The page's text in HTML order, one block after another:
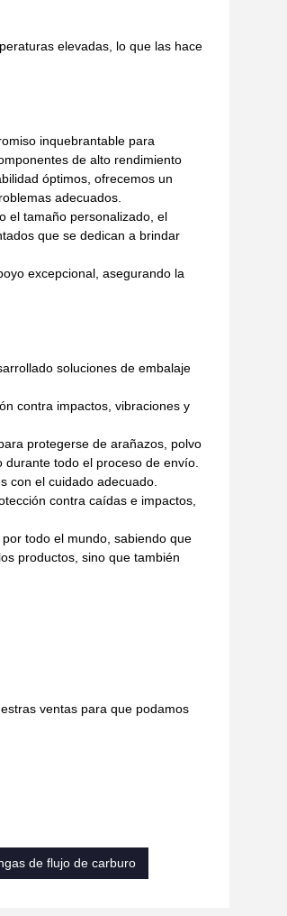
elevadas, lo que las hace
inquebrantable para
de alto rendimiento
óptimos, ofrecemos un
adecuados.
el tamaño personalizado, el
que se dedican a brindar
excepcional, asegurando la
soluciones de embalaje
contra impactos, vibraciones y
protegerse de arañazos, polvo
todo el proceso de envío.
con el cuidado adecuado.
contra caídas e impactos,
todo el mundo, sabiendo que
productos, sino que también
ventas para que podamos
de flujo de carburo